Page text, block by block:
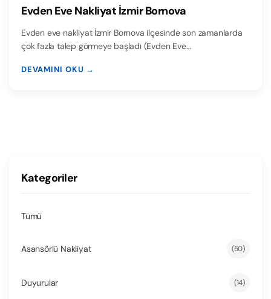
Evden Eve Nakliyat İzmir Bornova
Evden eve nakliyat İzmir Bornova ilçesinde son zamanlarda
çok fazla talep görmeye başladı (Evden Eve…
DEVAMINI OKU →
Kategoriler
Tümü
Asansörlü Nakliyat (50)
Duyurular (14)